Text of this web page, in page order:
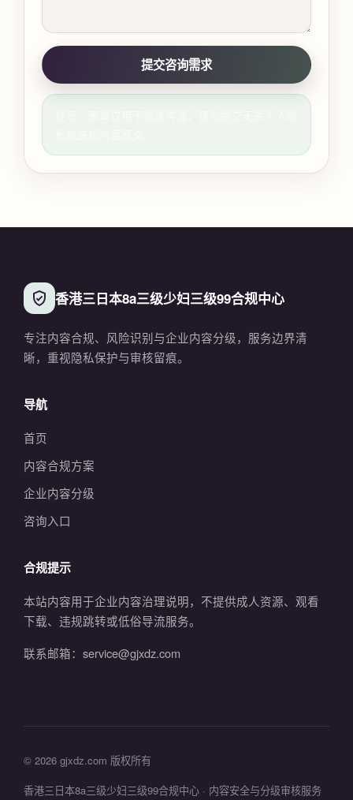
提交咨询需求
香港三日本8a三级少妇三级99合规中心
专注内容合规、风险识别与企业内容分级，服务边界清
晰，重视隐私保护与审核留痕。
导航
首页
内容合规方案
企业内容分级
咨询入口
合规提示
本站内容用于企业内容治理说明，不提供成人资源、观看
下载、违规跳转或低俗导流服务。
联系邮箱：service@gjxdz.com
© 2026 gjxdz.com 版权所有
香港三日本8a三级少妇三级99合规中心 · 内容安全与分级审核服务